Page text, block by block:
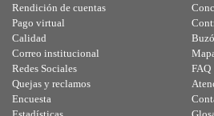
Rendición de cuentas
Pago virtual
Calidad
Correo institucional
Redes Sociales
Quejas y reclamos
Encuesta
FAQ